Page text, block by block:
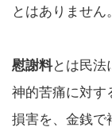
とはありません。
慰謝料とは民法
神的苦痛に対す
損害を、金銭で